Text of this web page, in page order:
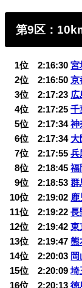
第9区：
1位 2:16:30宮
02位 2:16:50京
03位 2:17:23 広
04位 2:17:25千
05位 2:17:34神
06位 2:17:34 大
07位 2:17:55兵
08位 2:18:45福
09位 2:18:53群
10位 2:19:02 鹿
11位 2:19:22長
12位 2:19:42東
13位 2:19:47熊
14位 2:20:03 岡
15位 2:20:09埼
16位 2:20:13徳